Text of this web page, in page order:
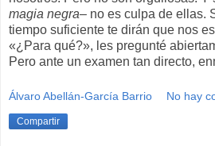
magia negra– no es culpa de ellas.
tiempo suficiente te dirán que nos
«¿Para qué?», les pregunté
Pero ante un examen tan directo,
Álvaro Abellán-García Barrio No hay
Compartir